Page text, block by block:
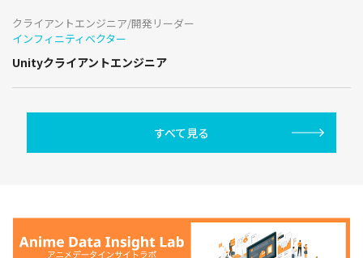
クライアントエンジニア/開発リーダー
インフィニティベクター
Unityクライアントエンジニア
すべて見る